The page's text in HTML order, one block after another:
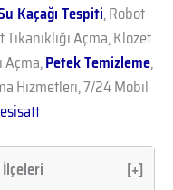
Kaçağı Tespiti, Robot
Tıkanıklığı Açma, Klozet
Açma,Petek Temizleme,
Hizmetleri, 7/24 Mobil
İlçeleri [+]